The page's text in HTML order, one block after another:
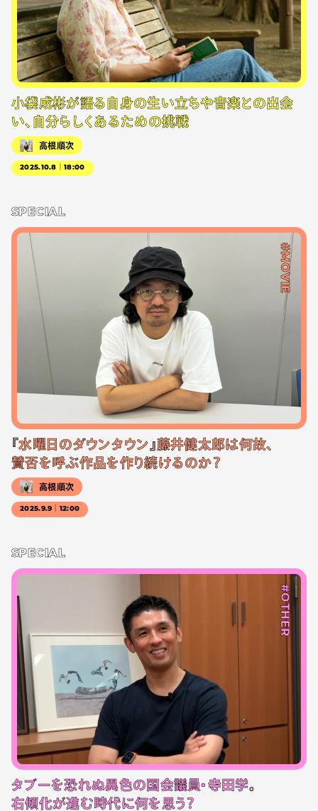
小袋成彬が語る自身の生い立ちや音楽との出会
い、自分らしくあるための挑戦
高根順次
2025.10.8｜18:00
SPECIAL
#MOVIE
『水曜日のダウンタウン』藤井健太郎は何故、
賛否を呼ぶ作品を作り続けるのか？
高根順次
2025.9.9｜12:00
SPECIAL
#OTHER
タブーを恐れぬ異色の国会議員・寺田学。
右傾化が進む時代に何を思う？